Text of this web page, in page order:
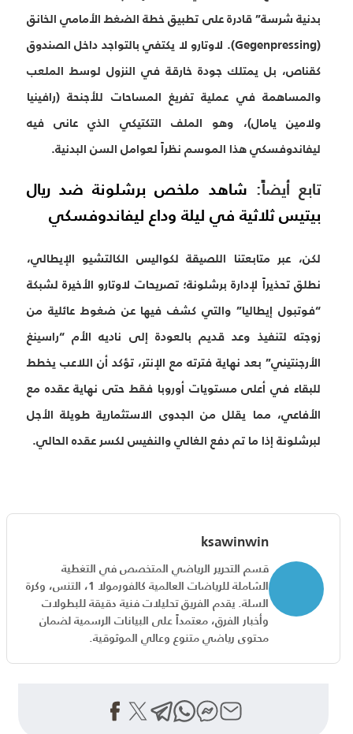
بدنية شرسة” قادرة على تطبيق خطة الضغط الأمامي الخانق
(Gegenpressing). لاوتارو لا يكتفي بالتواجد داخل الصندوق
كقناص، بل يمتلك جودة خارقة في النزول لوسط الملعب
والمساهمة في عملية تفريغ المساحات للأجنحة (رافينيا
ولامين يامال)، وهو الملف التكتيكي الذي عانى فيه
ليفاندوفسكي هذا الموسم نظراً لعوامل السن البدنية.
تابع أيضاً: شاهد ملخص برشلونة ضد ريال
بيتيس ثلاثية في ليلة وداع ليفاندوفسكي
لكن، عبر متابعتنا اللصيقة لكواليس الكالتشيو الإيطالي،
نطلق تحذيراً لإدارة برشلونة؛ تصريحات لاوتارو الأخيرة لشبكة
“فوتبول إيطاليا” والتي كشف فيها عن ضغوط عائلية من
زوجته لتنفيذ وعد قديم بالعودة إلى ناديه الأم “راسينغ
الأرجنتيني” بعد نهاية فترته مع الإنتر، تؤكد أن اللاعب يخطط
للبقاء في أعلى مستويات أوروبا فقط حتى نهاية عقده مع
الأفاعي، مما يقلل من الجدوى الاستثمارية طويلة الأجل
لبرشلونة إذا ما تم دفع الغالي والنفيس لكسر عقده الحالي.
ksawinwin
قسم التحرير الرياضي المتخصص في التغطية
الشاملة للرياضات العالمية كالفورمولا 1، التنس، وكرة
السلة. يقدم الفريق تحليلات فنية دقيقة للبطولات
وأخبار الفرق، معتمداً على البيانات الرسمية لضمان
محتوى رياضي متنوع وعالي الموثوقية.